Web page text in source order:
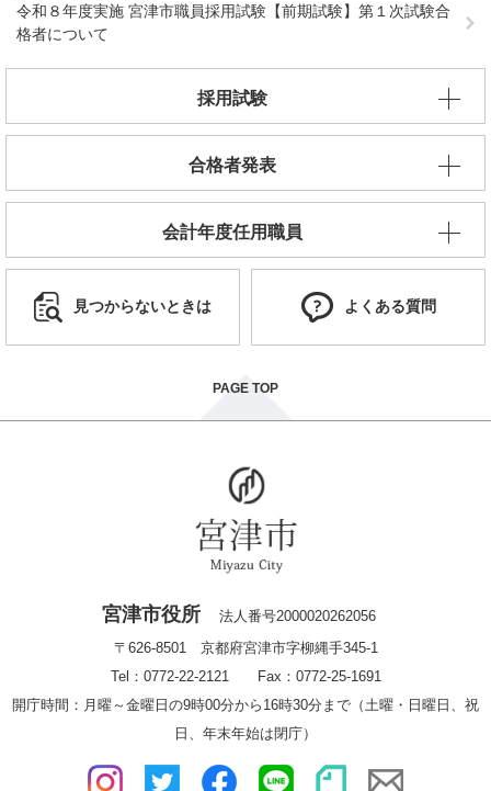
令和８年度実施 宮津市職員採用試験【前期試験】第１次試験合
格者について
採用試験
合格者発表
会計年度任用職員
見つからないときは よくある質問
PAGE TOP
宮津市役所
法人番号2000020262056
〒626-8501 京都府宮津市字柳縄手345-1
Tel：0772-22-2121 Fax：0772-25-1691
開庁時間：月曜～金曜日の9時00分から16時30分まで（土曜・日曜日、祝
日、年末年始は閉庁）